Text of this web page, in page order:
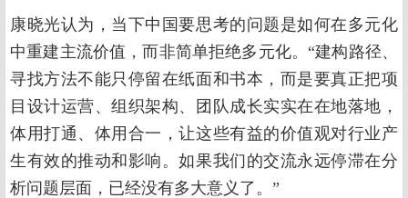
康晓光认为，当下中国要思考的问题是如何在多元化
中重建主流价值，而非简单拒绝多元化。“建构路径、
寻找方法不能只停留在纸面和书本，而是要真正把项
目设计运营、组织架构、团队成长实实在在地落地，
体用打通、体用合一，让这些有益的价值观对行业产
生有效的推动和影响。如果我们的交流永远停滞在分
析问题层面，已经没有多大意义了。”